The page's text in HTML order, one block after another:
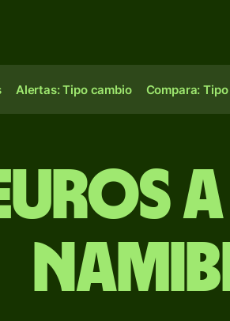
Alertas: Tipo cambio Compara: